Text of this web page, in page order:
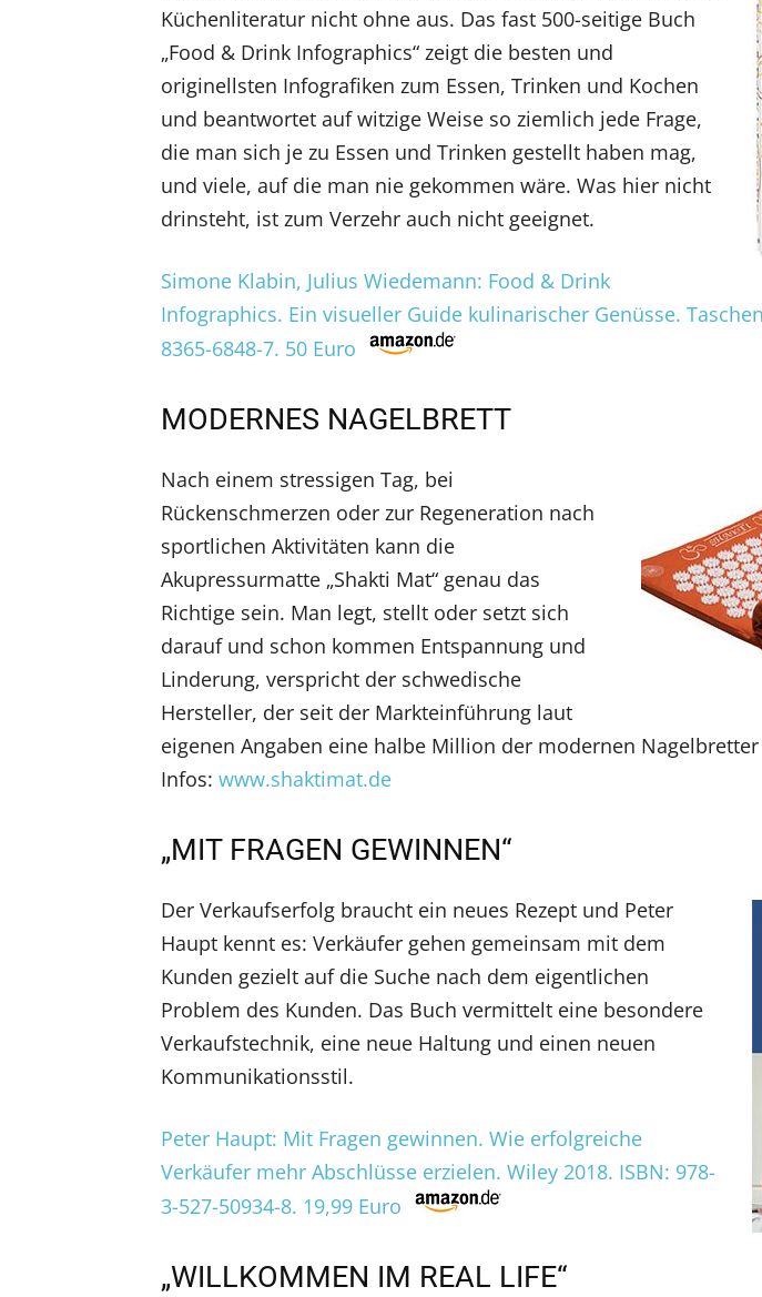
Küchenliteratur nicht ohne aus. Das fast 500-seitige Buch
„Food & Drink Infographics“ zeigt die besten und
originellsten Infografiken zum Essen, Trinken und Kochen
und beantwortet auf witzige Weise so ziemlich jede Frage,
die man sich je zu Essen und Trinken gestellt haben mag,
und viele, auf die man nie gekommen wäre. Was hier nicht
drinsteht, ist zum Verzehr auch nicht geeignet.
Simone Klabin, Julius Wiedemann: Food & Drink
Infographics. Ein visueller Guide kulinarischer Genüsse.
8365-6848-7. 50 Euro
MODERNES NAGELBRETT
Nach einem stressigen Tag, bei
Rückenschmerzen oder zur Regeneration nach
sportlichen Aktivitäten kann die
Akupressurmatte „Shakti Mat“ genau das
Richtige sein. Man legt, stellt oder setzt sich
darauf und schon kommen Entspannung und
Linderung, verspricht der schwedische
Hersteller, der seit der Markteinführung laut
eigenen Angaben eine halbe Million der modernen
Infos: www.shaktimat.de
„MIT FRAGEN GEWINNEN“
Der Verkaufserfolg braucht ein neues Rezept und Peter
Haupt kennt es: Verkäufer gehen gemeinsam mit dem
Kunden gezielt auf die Suche nach dem eigentlichen
Problem des Kunden. Das Buch vermittelt eine besondere
Verkaufstechnik, eine neue Haltung und einen neuen
Kommunikationsstil.
Peter Haupt: Mit Fragen gewinnen. Wie erfolgreiche
Verkäufer mehr Abschlüsse erzielen. Wiley 2018. ISBN: 978-
3-527-50934-8. 19,99 Euro
„WILLKOMMEN IM REAL LIFE“